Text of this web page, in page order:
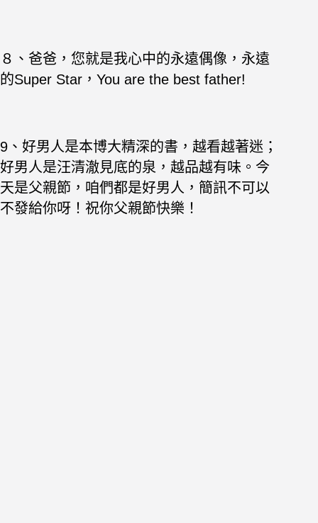
８、爸爸，您就是我心中的永遠偶像，永遠
的Super Star，You are the best father!
9、好男人是本博大精深的書，越看越著迷；
好男人是汪清澈見底的泉，越品越有味。今
天是父親節，咱們都是好男人，簡訊不可以
不發給你呀！祝你父親節快樂！